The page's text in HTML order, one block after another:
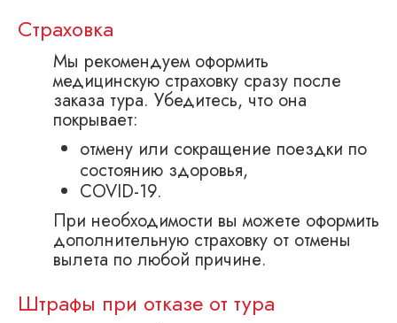
Страховка
Мы рекомендуем оформить
медицинскую страховку сразу после
заказа тура. Убедитесь, что она
покрывает:
отмену или сокращение поездки по
состоянию здоровья,
COVID-19.
При необходимости вы можете оформить
дополнительную страховку от отмены
вылета по любой причине.
Штрафы при отказе от тура